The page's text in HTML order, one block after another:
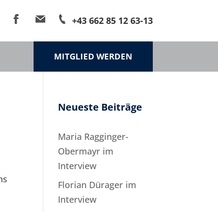
+43 662 85 12 63-13
MITGLIED WERDEN
Neueste Beiträge
Maria Ragginger-
Obermayr im
Interview
Florian Dürager im
Interview